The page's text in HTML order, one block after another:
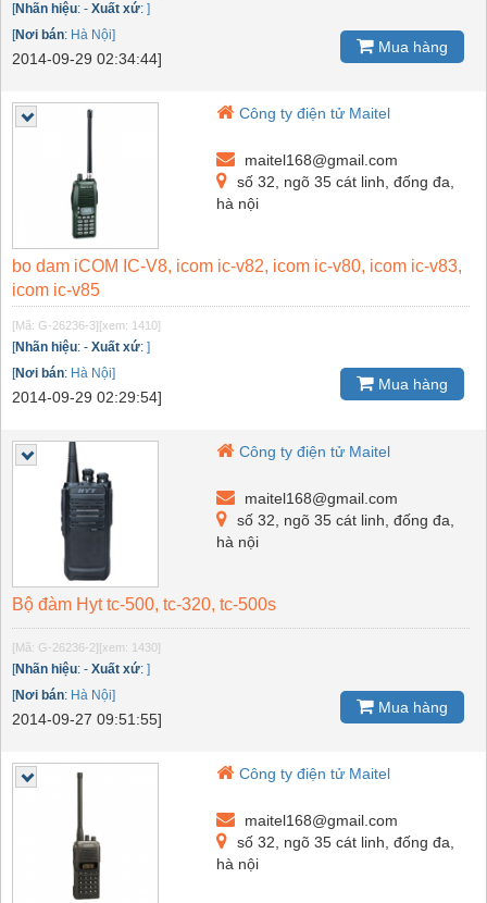
[Nhãn hiệu: - Xuất xứ: ]
[Nơi bán: Hà Nội]
2014-09-29 02:34:44]
Mua hàng
Công ty điện tử Maitel
maitel168@gmail.com
số 32, ngõ 35 cát linh, đống đa,
hà nội
bo dam iCOM IC-V8, icom ic-v82, icom ic-v80, icom ic-v83,
icom ic-v85
[Mã: G-26236-3] [xem: 1410]
[Nhãn hiệu: - Xuất xứ: ]
[Nơi bán: Hà Nội]
2014-09-29 02:29:54]
Mua hàng
Công ty điện tử Maitel
maitel168@gmail.com
số 32, ngõ 35 cát linh, đống đa,
hà nội
Bộ đàm Hyt tc-500, tc-320, tc-500s
[Mã: G-26236-2] [xem: 1430]
[Nhãn hiệu: - Xuất xứ: ]
[Nơi bán: Hà Nội]
2014-09-27 09:51:55]
Mua hàng
Công ty điện tử Maitel
maitel168@gmail.com
số 32, ngõ 35 cát linh, đống đa,
hà nội